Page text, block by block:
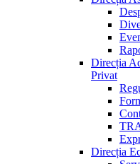
Direcția
Privat
Direcția